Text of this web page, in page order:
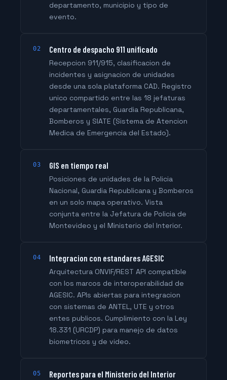
departamento, municipio y tipo de
evento.
02 Centro de despacho 911 unificado
Recepcion 911/915, clasificacion de
incidentes y asignacion de unidades
desde una sola plataforma CAD. Registro
unico compartido entre las 18 jefaturas
departamentales, Guardia Republicana,
Bomberos y SIATE (Sistema de Atencion
Medica de Emergencia del Estado).
03 GIS en tiempo real
Posiciones de unidades de la Policia
Nacional, Guardia Republicana y Bomberos
en un solo mapa operativo. Vista
conjunta entre la Jefatura de Policia de
Montevideo y el Ministerio del Interior.
04 Integracion con estandares AGESIC
Arquitectura ONVIF/REST API compatible
con los marcos de interoperabilidad de
AGESIC. APIs abiertas para integracion
con sistemas de ANTEL, UTE y otros
entes publicos. Cumplimiento con la Ley
18.331 (URCDP) para manejo de datos
biometricos y de video.
05 Reportes para el Ministerio del Interior